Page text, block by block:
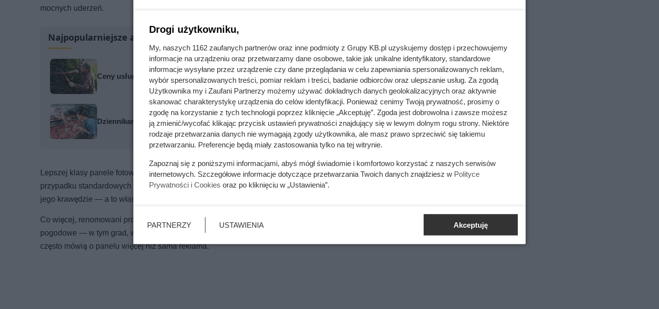
mocnych uderzeń.
Najpopularniejsze artykuły
Ceny usług ogrodniczych wystrzeliły. Tyle zapłacisz teraz za podstawowe prace
Dziennikarze ujawnili pochodzenie mięsa z Dino. Klienci zaskoczeni
Lepszej klasy panele fotowoltaiczne powstają z hartowanego szkła o wysokiej odporności, wyraźnie większej niż w
przypadku standardowych szyb budowlanych. Całość wzmacnia sztywna aluminiowa rama, która stabilizuje moduł i chroni
jego krawędzie — a to właśnie one najczęściej są narażone na uszkodzenia mechaniczne.
Co więcej, renomowani producenci dołączają do swoich modułów certyfikaty potwierdzające odporność na trudne warunki
pogodowe — w tym grad, wiatr oraz obciążenie śniegiem. To właśnie te dokumenty warto sprawdzić przed zakupem, bo
często mówią o panelu więcej niż sama reklama.
Drogi użytkowniku,
My, naszych 1162 zaufanych partnerów oraz inne podmioty z Grupy KB.pl uzyskujemy dostęp i przechowujemy
informacje na urządzeniu oraz przetwarzamy dane osobowe, takie jak unikalne identyfikatory, standardowe
informacje wysyłane przez urządzenie czy dane przeglądania w celu zapewniania spersonalizowanych reklam,
wybór spersonalizowanych treści, pomiar reklam i treści, badanie odbiorców oraz ulepszanie usług. Za zgodą
Użytkownika my i Zaufani Partnerzy możemy używać dokładnych danych geolokalizacyjnych oraz aktywnie
skanować charakterystykę urządzenia do celów identyfikacji. Ponieważ cenimy Twoją prywatność, prosimy o
zgodę na korzystanie z tych technologii poprzez kliknięcie „Akceptuję”. Zgoda jest dobrowolna i zawsze możesz
ją zmienić/wycofać klikając przycisk ustawień prywatności znajdujący się w lewym dolnym rogu strony. Niektóre
rodzaje przetwarzania danych nie wymagają zgody użytkownika, ale masz prawo sprzeciwić się takiemu
przetwarzaniu. Preferencje będą miały zastosowania tylko na tej witrynie.
Zapoznaj się z poniższymi informacjami, abyś mógł świadomie i komfortowo korzystać z naszych serwisów
internetowych. Szczegółowe informacje dotyczące przetwarzania Twoich danych znajdziesz w Polityce
Prywatności i Cookies oraz po kliknięciu w „Ustawienia”.
PARTNERZY USTAWIENIA Akceptuję